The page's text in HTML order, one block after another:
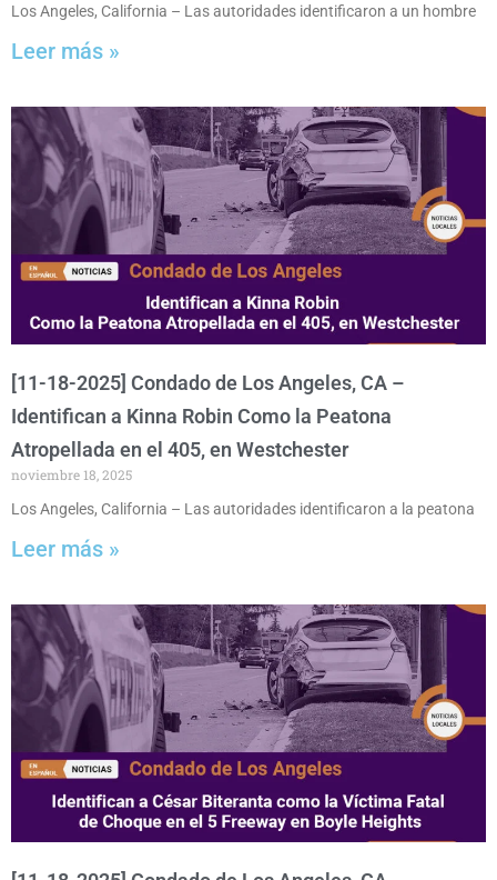
Los Angeles, California – Las autoridades identificaron a un hombre
Leer más »
[11-18-2025] Condado de Los Angeles, CA –
Identifican a Kinna Robin Como la Peatona
Atropellada en el 405, en Westchester
noviembre 18, 2025
Los Angeles, California – Las autoridades identificaron a la peatona
Leer más »